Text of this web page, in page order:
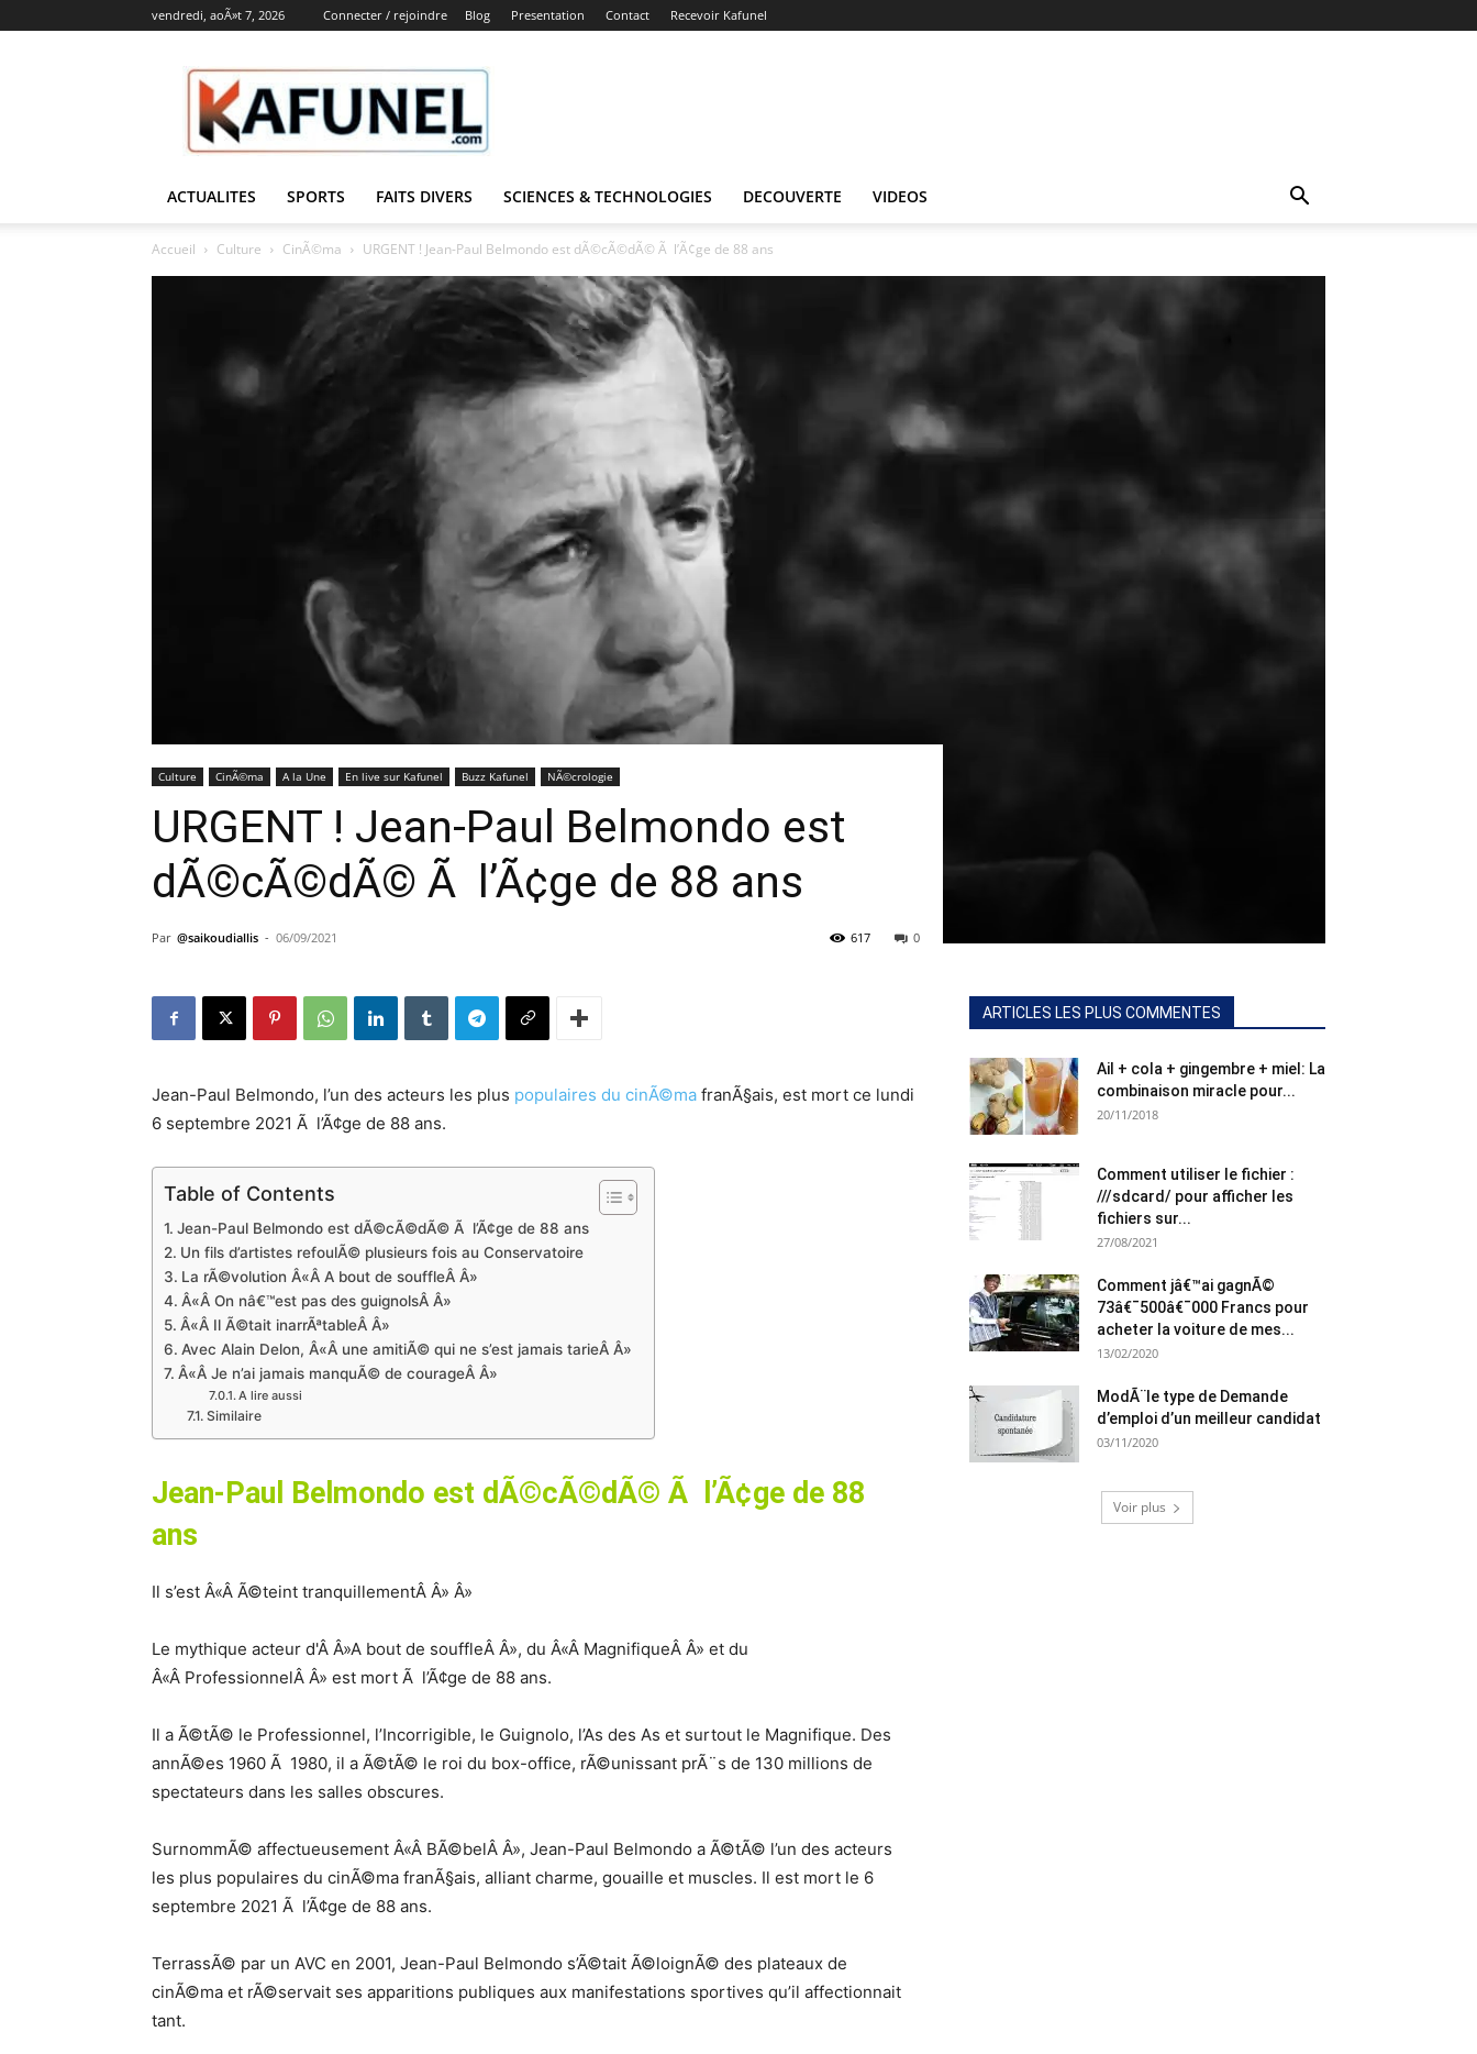
vendredi, aoÃ»t 7, 2026 Connecter / rejoindre Blog Presentation Contact Recevoir Kafunel
Kafunel
ACTUALITES SPORTS FAITS DIVERS SCIENCES & TECHNOLOGIES DECOUVERTE VIDEOS
Accueil Culture CinÃ©ma URGENT ! Jean-Paul Belmondo est dÃ©cÃ©dÃ© Ã l’Ã¢ge de 88 ans
Culture CinÃ©ma A la Une En live sur Kafunel Buzz Kafunel NÃ©crologie
URGENT ! Jean-Paul Belmondo est
dÃ©cÃ©dÃ© Ã l’Ã¢ge de 88 ans
Par @saikoudiallis - 06/09/2021 0
617
Jean-Paul Belmondo, l’un des acteurs les plus populaires du cinÃ©ma franÃ§ais, est mort ce lundi
6 septembre 2021 Ã l’Ã¢ge de 88 ans.
Table of Contents
Jean-Paul Belmondo est dÃ©cÃ©dÃ© Ã l’Ã¢ge de 88 ans
Un fils d’artistes refoulÃ© plusieurs fois au Conservatoire
La rÃ©volution Â«Â A bout de souffleÂ Â»
Â«Â On nâ€™est pas des guignolsÂ Â»
Â«Â Il Ã©tait inarrÃªtableÂ Â»
Avec Alain Delon, Â«Â une amitiÃ© qui ne s’est jamais tarieÂ Â»
Â«Â Je n’ai jamais manquÃ© de courageÂ Â»
A lire aussi
Similaire
Jean-Paul Belmondo est dÃ©cÃ©dÃ© Ã l’Ã¢ge de 88
ans
Il s’est Â«Â Ã©teint tranquillementÂ Â» Â»
Le mythique acteur d'Â Â»A bout de souffleÂ Â», du Â«Â MagnifiqueÂ Â» et du
Â«Â ProfessionnelÂ Â» est mort Ã l’Ã¢ge de 88 ans.
Il a Ã©tÃ© le Professionnel, l’Incorrigible, le Guignolo, l’As des As et surtout le Magnifique. Des
annÃ©es 1960 Ã 1980, il a Ã©tÃ© le roi du box-office, rÃ©unissant prÃ¨s de 130 millions de
spectateurs dans les salles obscures.
SurnommÃ© affectueusement Â«Â BÃ©belÂ Â», Jean-Paul Belmondo a Ã©tÃ© l’un des acteurs
les plus populaires du cinÃ©ma franÃ§ais, alliant charme, gouaille et muscles. Il est mort le 6
septembre 2021 Ã l’Ã¢ge de 88 ans.
TerrassÃ© par un AVC en 2001, Jean-Paul Belmondo s’Ã©tait Ã©loignÃ© des plateaux de
cinÃ©ma et rÃ©servait ses apparitions publiques aux manifestations sportives qu’il affectionnait
tant.
ARTICLES LES PLUS COMMENTES
Ail + cola + gingembre + miel: La
combinaison miracle pour...
20/11/2018
Comment utiliser le fichier :
///sdcard/ pour afficher les
fichiers sur...
27/08/2021
Comment jâ€™ai gagnÃ©
73â€¯500â€¯000 Francs pour
acheter la voiture de mes...
13/02/2020
ModÃ¨le type de Demande
d’emploi d’un meilleur candidat
03/11/2020
Voir plus